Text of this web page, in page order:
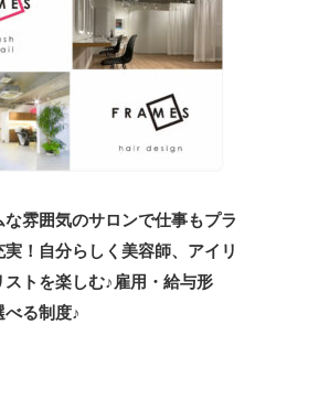
な雰囲気のサロンで仕事もプラ
実！自分らしく美容師、アイリ
ストを楽しむ♪雇用・給与形
る制度♪